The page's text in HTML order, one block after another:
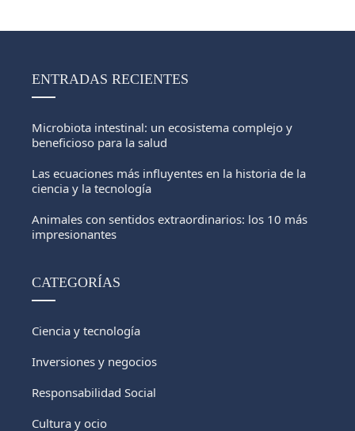
ENTRADAS RECIENTES
Microbiota intestinal: un ecosistema complejo y
beneficioso para la salud
Las ecuaciones más influyentes en la historia de la
ciencia y la tecnología
Animales con sentidos extraordinarios: los 10 más
impresionantes
CATEGORÍAS
Ciencia y tecnología
Inversiones y negocios
Responsabilidad Social
Cultura y ocio